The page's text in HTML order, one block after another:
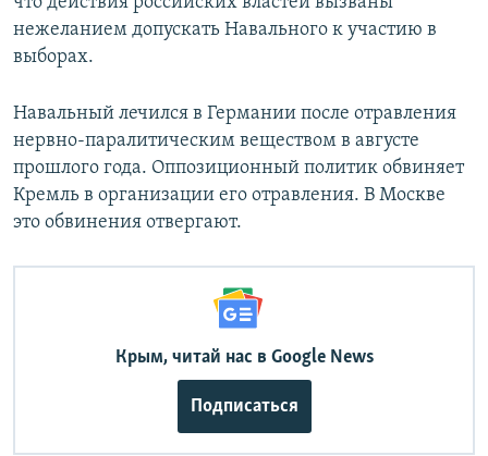
нежеланием допускать Навального к участию в
выборах.
Навальный лечился в Германии после отравления
нервно-паралитическим веществом в августе
прошлого года. Оппозиционный политик обвиняет
Кремль в организации его отравления. В Москве
это обвинения отвергают.
Крым, читай нас в Google News
Подписаться